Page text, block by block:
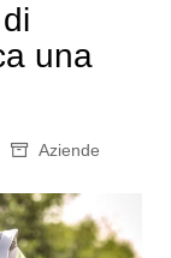
una
Aziende